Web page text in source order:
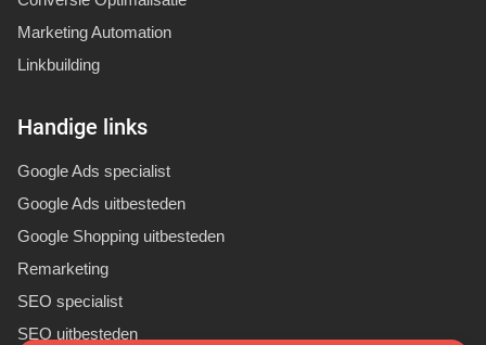
Marketing Automation
Linkbuilding
Handige links
Google Ads specialist
Google Ads uitbesteden
Google Shopping uitbesteden
Remarketing
SEO specialist
SEO uitbesteden